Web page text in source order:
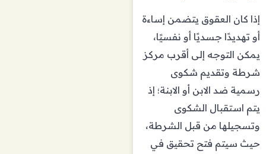
إذا كان العقوق يتضمن إساءة
أو تهديدًا جسديًا أو نفسيًا،
يمكن التوجه إلى أقرب مركز
شرطة وتقديم شكوى
رسمية ضد الابن أو الابنة؛ إذ
يتم استقبال الشكوى
وتسجيلها من قبل الشرطة،
حيث سيتم فتح تحقيق في